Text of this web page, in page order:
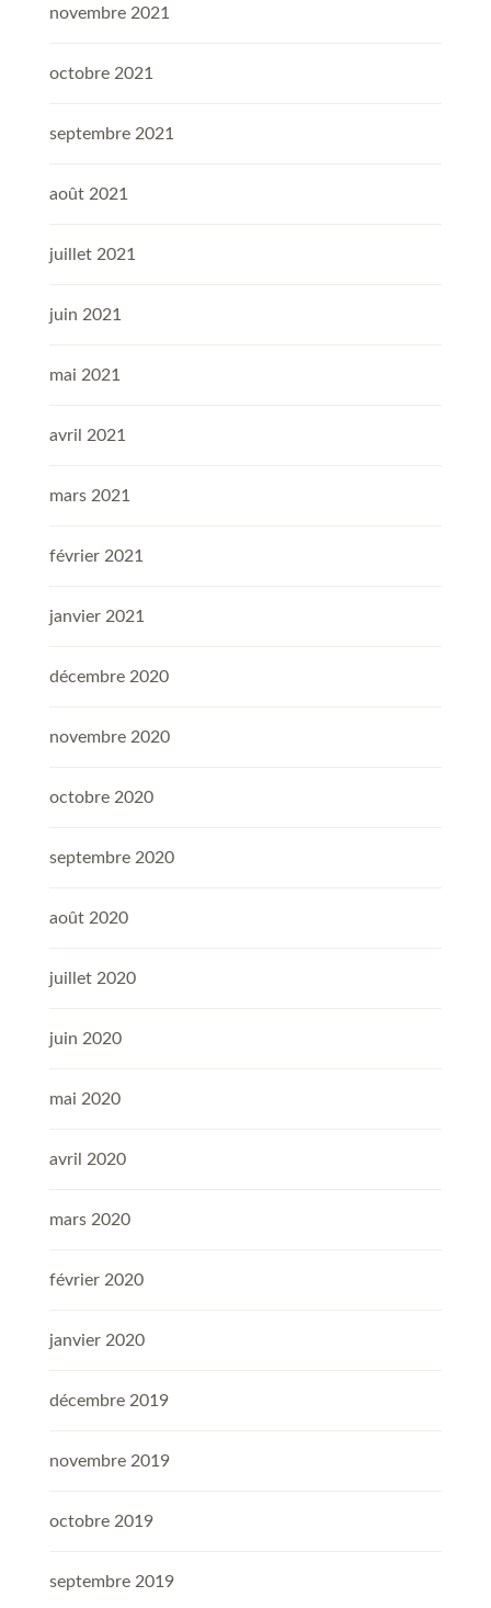
novembre 2021
octobre 2021
septembre 2021
août 2021
juillet 2021
juin 2021
mai 2021
avril 2021
mars 2021
février 2021
janvier 2021
décembre 2020
novembre 2020
octobre 2020
septembre 2020
août 2020
juillet 2020
juin 2020
mai 2020
avril 2020
mars 2020
février 2020
janvier 2020
décembre 2019
novembre 2019
octobre 2019
septembre 2019